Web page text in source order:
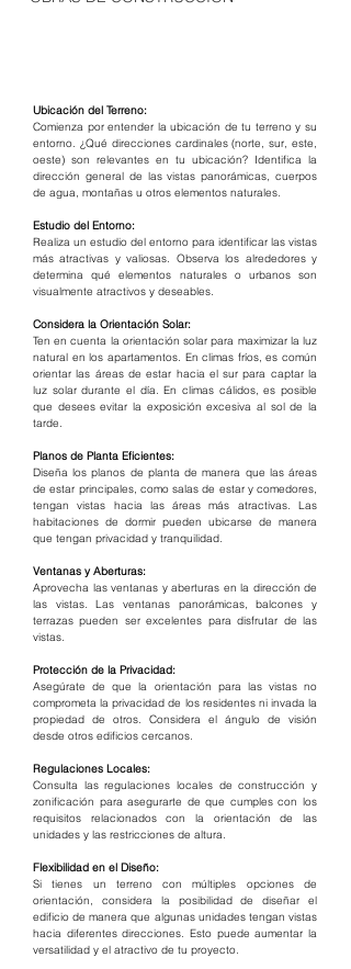
Ubicación del Terreno:
Comienza por entender la ubicación de tu terreno y su
entorno. ¿Qué direcciones cardinales (norte, sur, este,
oeste) son relevantes en tu ubicación? Identifica la
dirección general de las vistas panorámicas, cuerpos
de agua, montañas u otros elementos naturales.
Estudio del Entorno:
Realiza un estudio del entorno para identificar las vistas
más atractivas y valiosas. Observa los alrededores y
determina qué elementos naturales o urbanos son
visualmente atractivos y deseables.
Considera la Orientación Solar:
Ten en cuenta la orientación solar para maximizar la luz
natural en los apartamentos. En climas fríos, es común
orientar las áreas de estar hacia el sur para captar la
luz solar durante el día. En climas cálidos, es posible
que desees evitar la exposición excesiva al sol de la
tarde.
Planos de Planta Eficientes:
Diseña los planos de planta de manera que las áreas
de estar principales, como salas de estar y comedores,
tengan vistas hacia las áreas más atractivas. Las
habitaciones de dormir pueden ubicarse de manera
que tengan privacidad y tranquilidad.
Ventanas y Aberturas:
Aprovecha las ventanas y aberturas en la dirección de
las vistas. Las ventanas panorámicas, balcones y
terrazas pueden ser excelentes para disfrutar de las
vistas.
Protección de la Privacidad:
Asegúrate de que la orientación para las vistas no
comprometa la privacidad de los residentes ni invada la
propiedad de otros. Considera el ángulo de visión
desde otros edificios cercanos.
Regulaciones Locales:
Consulta las regulaciones locales de construcción y
zonificación para asegurarte de que cumples con los
requisitos relacionados con la orientación de las
unidades y las restricciones de altura.
Flexibilidad en el Diseño:
Si tienes un terreno con múltiples opciones de
orientación, considera la posibilidad de diseñar el
edificio de manera que algunas unidades tengan vistas
hacia diferentes direcciones. Esto puede aumentar la
versatilidad y el atractivo de tu proyecto.